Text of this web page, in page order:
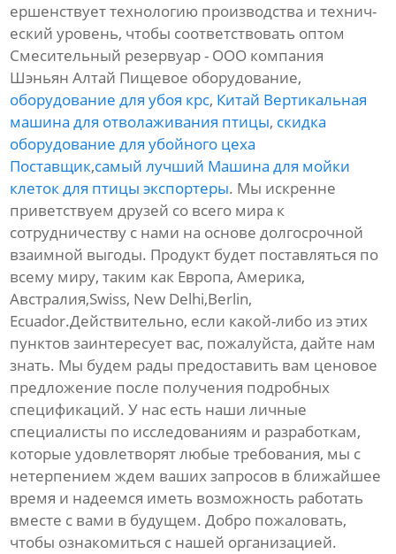
ершенствует технологию производства и технич-
еский уровень, чтобы соответствовать оптом
Смесительный резервуар - ООО компания
Шэньян Алтай Пищевое оборудование,
оборудование для убоя крс, Китай Вертикальная
машина для отволаживания птицы, скидка
оборудование для убойного цеха
Поставщик,самый лучший Машина для мойки
клеток для птицы экспортеры. Мы искренне
приветствуем друзей со всего мира к
сотрудничеству с нами на основе долгосрочной
взаимной выгоды. Продукт будет поставляться по
всему миру, таким как Европа, Америка,
Австралия,Swiss, New Delhi,Berlin,
Ecuador.Действительно, если какой-либо из этих
пунктов заинтересует вас, пожалуйста, дайте нам
знать. Мы будем рады предоставить вам ценовое
предложение после получения подробных
спецификаций. У нас есть наши личные
специалисты по исследованиям и разработкам,
которые удовлетворят любые требования, мы с
нетерпением ждем ваших запросов в ближайшее
время и надеемся иметь возможность работать
вместе с вами в будущем. Добро пожаловать,
чтобы ознакомиться с нашей организацией.